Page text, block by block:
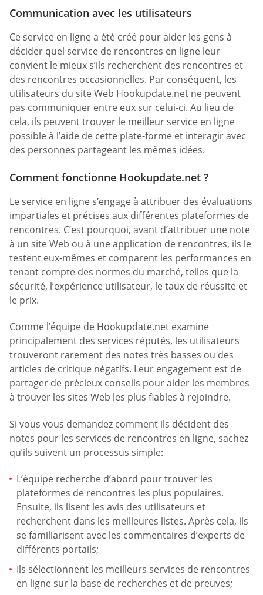
Communication avec les utilisateurs
Ce service en ligne a été créé pour aider les gens à
décider quel service de rencontres en ligne leur
convient le mieux s’ils recherchent des rencontres et
des rencontres occasionnelles. Par conséquent, les
utilisateurs du site Web Hookupdate.net ne peuvent
pas communiquer entre eux sur celui-ci. Au lieu de
cela, ils peuvent trouver le meilleur service en ligne
possible à l’aide de cette plate-forme et interagir avec
des personnes partageant les mêmes idées.
Comment fonctionne Hookupdate.net ?
Le service en ligne s’engage à attribuer des évaluations
impartiales et précises aux différentes plateformes de
rencontres. C’est pourquoi, avant d’attribuer une note
à un site Web ou à une application de rencontres, ils le
testent eux-mêmes et comparent les performances en
tenant compte des normes du marché, telles que la
sécurité, l’expérience utilisateur, le taux de réussite et
le prix.
Comme l’équipe de Hookupdate.net examine
principalement des services réputés, les utilisateurs
trouveront rarement des notes très basses ou des
articles de critique négatifs. Leur engagement est de
partager de précieux conseils pour aider les membres
à trouver les sites Web les plus fiables à rejoindre.
Si vous vous demandez comment ils décident des
notes pour les services de rencontres en ligne, sachez
qu’ils suivent un processus simple:
L’équipe recherche d’abord pour trouver les
plateformes de rencontres les plus populaires.
Ensuite, ils lisent les avis des utilisateurs et
recherchent dans les meilleures listes. Après cela, ils
se familiarisent avec les commentaires d’experts de
différents portails;
Ils sélectionnent les meilleurs services de rencontres
en ligne sur la base de recherches et de preuves;